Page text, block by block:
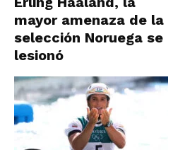
mayor amenaza de la
selección Noruega se
lesionó